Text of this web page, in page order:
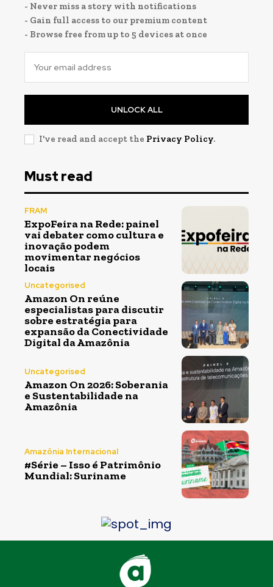
- Never miss a story with notifications
- Gain full access to our premium content
- Browse free from up to 5 devices at once
UNLOCK ALL
I've read and accept the Privacy Policy.
Must read
FRAM
ExpoFeira na Rede: painel
vai debater como cultura e
inovação podem
movimentar negócios
locais
Uncategorised
Amazon On reúne
especialistas para discutir
sobre estratégia para
expansão da Conectividade
Digital da Amazônia
Uncategorised
Amazon On 2026: Soberania
e Sustentabilidade na
Amazônia
Amazônia Internacional
#Série – Isso é Patrimônio
Mundial: Suriname